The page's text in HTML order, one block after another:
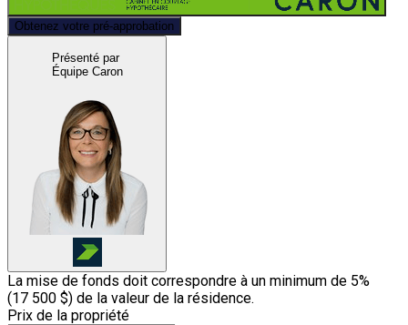
Obtenez votre pré-approbation
Présenté par
Équipe Caron
La mise de fonds doit correspondre à un minimum de 5%
(17 500 $) de la valeur de la résidence.
Prix de la propriété